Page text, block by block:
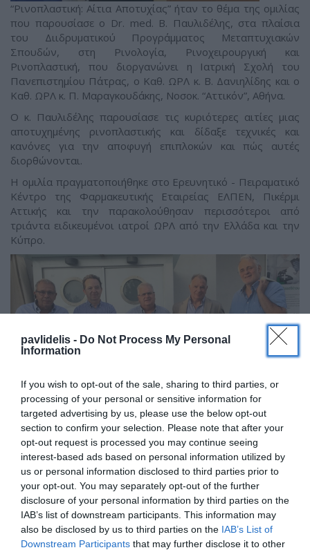
pavlidelis - Do Not Process My Personal
Information
If you wish to opt-out of the sale, sharing to third parties, or
processing of your personal or sensitive information for
targeted advertising by us, please use the below opt-out
section to confirm your selection. Please note that after your
opt-out request is processed you may continue seeing
interest-based ads based on personal information utilized by
us or personal information disclosed to third parties prior to
your opt-out. You may separately opt-out of the further
disclosure of your personal information by third parties on the
IAB’s list of downstream participants. This information may
also be disclosed by us to third parties on the IAB’s List of
Downstream Participants that may further disclose it to other
“Ρινοπλαστική: Αίτια Αποτυχίας” ήταν το θέμα της ομιλίας
που παρουσίασε ο Dr. med. B. Παυλιδέλης, στα πλαίσια
του Διιδρυματικού Προγράμματος Μεταπτυχιακών
Σπουδών, στη Ρινολογία, Ρινοχειρουργική και
Ρινοπλαστική, που διοργανώνει η Ιατρική Σχολή του
Πανεπιστημίου Πάτρας, ο Καθ. ΩΡΛ κ. Β. Δανιηλίδης και ο
Καθ. ΩΡΛ κ. Π. Μαραγκουδάκης, Νοσοκ. “Αττικόν”, Αθήνα.
Ο κ. Παυλιδέλης παρουσίασε τις κυριότερες αιτίες μιας
αποτυχημένης ρινοπλαστικής και δίδαξε τεχνικές και
κανόνες για την αποφυγή επιπλοκών και πώς αυτές
διορθώνονται.
Η ομιλία πραγματοποιήθηκε στο Eρευνητικό - Πειραματικό
Κέντρο της Φαρμακευτικής Εταιρείας ΕΛΠΕΝ, Πικέρμι
Αττικής και την παρακολούθησαν περισσότεροι από
τριάντα ειδικευμένοι ιατροί ΩΡΛ από την Ελλάδα και την
Κύπρο.
Ο Dr. med. B. Παυλιδέλης ανάμεσα στους διοργανωτές του
Μεταπτυχιακού Προγράμματος: Από αριστερά: Καθ. κ. Π.
Μαραγκουδάκης, Νοσοκ. “Αττικόν”, Ομότ. Καθ. κ. Ι.
Γιωτάκης, Καθ. κ. Β. Δανιηλίδης, Πάτρα - Ρίο, Καθ. κ. Σ.
Ναξάκης, Πάτρα - Ρίο.